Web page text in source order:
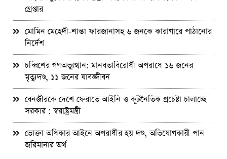
গ্রেপ্তার
মোমিন মেহেদী-শান্তা ফারজানাসহ ৬ জনকে কারাগারে পাঠানোর
নির্দেশ
চব্বিশের গণঅভ্যুত্থান: মানবতাবিরোধী অপরাধে ১৬ জনের
মৃত্যুদণ্ড, ১১ জনের যাবজ্জীবন
বেনজীরকে দেশে ফেরাতে আইনি ও কূটনৈতিক প্রচেষ্টা চালাচ্ছে
সরকার : স্বরাষ্ট্রমন্ত্রী
ভোক্তা অধিকার আইনে অপরাধীর হয় দণ্ড, অভিযোগকারী পান
জরিমানার অর্থ